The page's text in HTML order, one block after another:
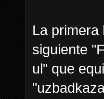
La primera
siguiente
ul" que